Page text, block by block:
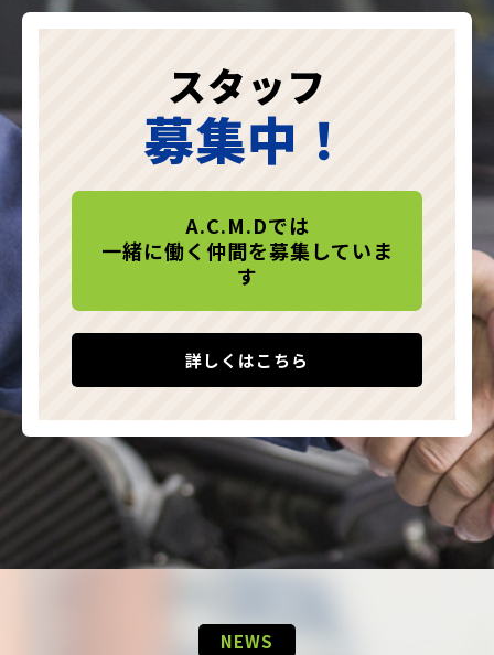
スタッフ
募集中！
A.C.M.Dでは
一緒に働く仲間を募集していま
す
詳しくはこちら
NEWS